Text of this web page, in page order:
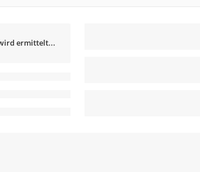
ermittelt...